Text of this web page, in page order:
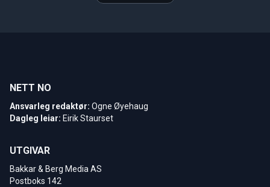
NETT NO
Ansvarleg redaktør: Ogne Øyehaug
Dagleg leiar: Eirik Staurset
UTGIVAR
Bakkar & Berg Media AS
Postboks 142